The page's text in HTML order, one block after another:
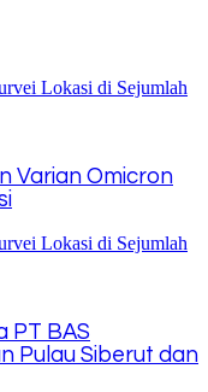
Varian Omicron
PT BAS
Pulau Siberut dan